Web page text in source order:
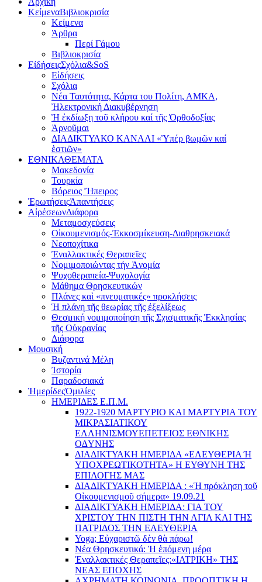
ΚείμεναΒιβλιοκρισία
Κείμενα
Άρθρα
Περί Γάμου
Βιβλιοκρισία
ΕἰδήσειςΣχόλια&SoS
Εἰδήσεις
Σχόλια
Νέα Ταυτότητα, Κάρτα του Πολίτη, ΑΜΚΑ,
Ἠλεκτρονική Διακυβέρνηση
Ἡ ἐκδίωξη τοῦ κλήρου καί τῆς Ὀρθοδοξίας
Ἀρνοῦμαι
ΔΙΑΔΙΚΤΥΑΚΟ ΚΑΝΑΛΙ «Ὑπέρ βωμῶν καί
ἑστιῶν»
ΕΘΝΙΚΑΘΕΜΑΤΑ
Μακεδονία
Τουρκία
Βόρειος Ἤπειρος
ἘρωτήσειςἈπαντήσεις
ΑἱρέσεωνΔιάφορα
Μεταμοσχεύσεις
Οἰκουμενισμός-Ἐκκοσμίκευση-Διαθρησκειακά
Νεοποχίτικα
Ἐναλλακτικές Θεραπεῖες
Νομιμοποιώντας τήν Ἀνομία
Ψυχοθεραπεία-Ψυχολογία
Μάθημα Θρησκευτικών
Πλάνες καὶ «πνευματικές» προκλήσεις
Ἡ πλάνη τῆς θεωρίας τῆς ἐξελίξεως
Θεσμική νομιμοποίηση τῆς Σχισματικῆς Ἐκκλησίας
τῆς Οὐκρανίας
Διάφορα
Μουσική
Βυζαντινά Μέλη
Ἰστορία
Παραδοσιακά
ἩμερίδεςὉμιλίες
ΗΜΕΡΙΔΕΣ Ε.Π.Μ.
1922-1920 ΜΑΡΤΥΡΙΟ ΚΑI ΜΑΡΤΥΡIΑ ΤΟΥ
ΜΙΚΡΑΣΙΑΤΙΚΟΥ
EΛΛΗΝΙΣΜΟΥEΠEΤΕΙΟΣ EΘΝΙΚHΣ
O∆YΝΗΣ
ΔΙΑΔΙΚΤΥΑΚΗ ΗΜΕΡΙΔΑ «EΛΕΥΘΕΡΙΑ Ή
YΠΟΧΡΕΩΤΙΚΟΤΗΤΑ» Η ΕΥΘΥΝΗ ΤΗΣ
EΠΙΛΟΓΗΣ ΜΑΣ
ΔΙΑΔΙΚΤΥΑΚΗ ΗΜΕΡΙΔΑ : «Ἡ πρόκληση τοῦ
Οἰκουμενισμοῦ σήμερα» 19.09.21
ΔΙΑΔΙΚΤΥΑΚΗ ΗΜΕΡΙΔΑ: ΓΙΑ ΤΟΥ
ΧΡΙΣΤΟΥ ΤΗΝ ΠΙΣΤΗ ΤΗΝ ΑΓΙΑ ΚΑΙ ΤΗΣ
ΠΑΤΡΙΔΟΣ ΤΗΝ ΕΛΕΥΘΕΡΙΑ
Yoga; Εὐχαριστῶ δὲν θὰ πάρω!
Νέα Θρησκευτικά: Ἡ ἑπόμενη μέρα
Ἐναλλακτικές Θεραπεῖες:«ΙΑΤΡΙΚΗ» ΤΗΣ
ΝΕΑΣ ΕΠΟΧΗΣ